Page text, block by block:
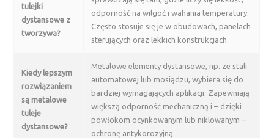
tulejki
dystansowe z
tworzywa?
odporność na wilgoć i wahania temperatury.
Często stosuje się je w obudowach, panelach
sterujących oraz lekkich konstrukcjach.
Kiedy lepszym
rozwiązaniem
są metalowe
tuleje
dystansowe?
Metalowe elementy dystansowe, np. ze stali
automatowej lub mosiądzu, wybiera się do
bardziej wymagających aplikacji. Zapewniają
większą odporność mechaniczną i – dzięki
powłokom ocynkowanym lub niklowanym –
ochronę antykorozyjną.